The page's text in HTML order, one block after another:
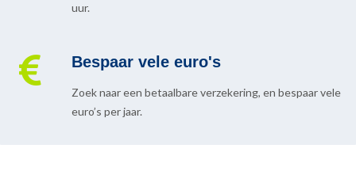
uur.
Bespaar vele euro's
Zoek naar een betaalbare verzekering, en bespaar vele
euro’s per jaar.